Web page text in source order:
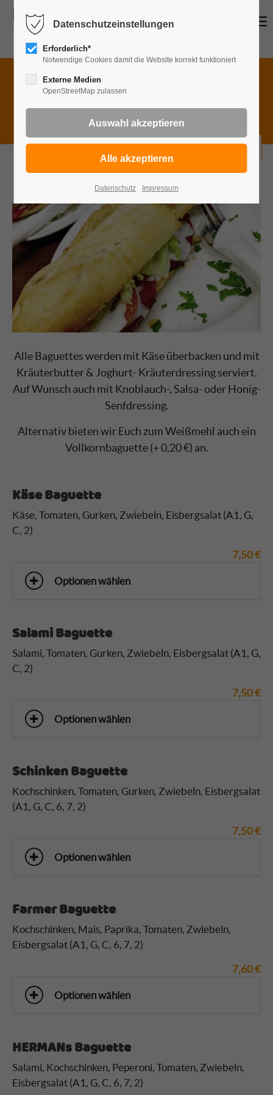
Speisekategorie wählen
Baguettes bestellen
Alle Baguettes werden mit Käse überbacken und mit
Kräuterbutter & Joghurt- Kräuterdressing serviert.
Auf Wunsch auch mit Knoblauch-, Salsa- oder Honig-
Senfdressing.
Alternativ bieten wir Euch zum Weißmehl auch ein
Vollkornbaguette (+ 0,20 €) an.
Käse Baguette
Käse, Tomaten, Gurken, Zwiebeln, Eisbergsalat (A1, G,
C, 2)
7,50€
Optionen wählen
Salami Baguette
Salami, Tomaten, Gurken, Zwiebeln, Eisbergsalat (A1, G,
C, 2)
7,50€
Optionen wählen
Schinken Baguette
Kochschinken, Tomaten, Gurken, Zwiebeln, Eisbergsalat
(A1, G, C, 6, 7, 2)
7,50€
Optionen wählen
Farmer Baguette
Kochschinken, Mais, Paprika, Tomaten, Zwiebeln,
Eisbergsalat (A1, G, C, 6, 7, 2)
7,60€
Optionen wählen
HERMANs Baguette
Salami, Kochschinken, Peperoni, Tomaten, Zwiebeln,
Eisbergsalat (A1, G, C, 6, 7, 2)
Datenschutzeinstellungen
Erforderlich*
Notwendige Cookies damit die Website korrekt funktioniert
Externe Medien
OpenStreetMap zulassen
Datenschutz Impressum